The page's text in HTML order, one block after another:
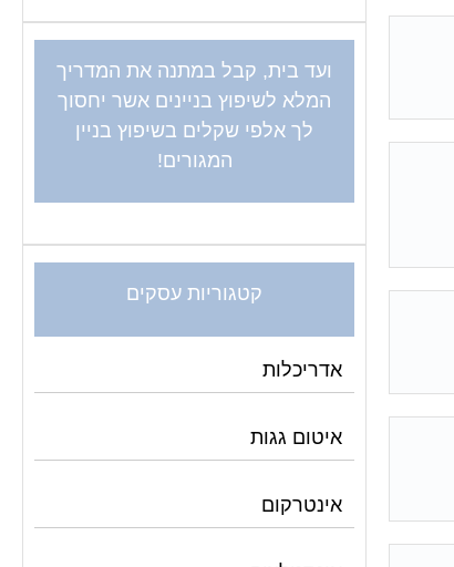
ועד בית, קבל במתנה את המדריך
המלא לשיפוץ בניינים אשר יחסוך
לך אלפי שקלים בשיפוץ בניין
המגורים!
קטגוריות עסקים
אדריכלות
איטום גגות
אינטרקום